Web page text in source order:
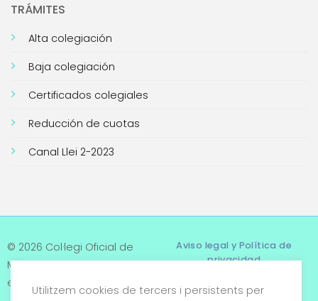
TRÁMITES
Alta colegiación
Baja colegiación
Certificados colegiales
Reducción de cuotas
Canal Llei 2-2023
© 2026 Col·legi Oficial de
Metges de Tarragona. Tots
els drets reservats
Aviso legal y Política de
privacidad
Términos y condiciones
Utilitzem cookies de tercers i persistents per